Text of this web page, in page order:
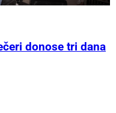
donose tri dana